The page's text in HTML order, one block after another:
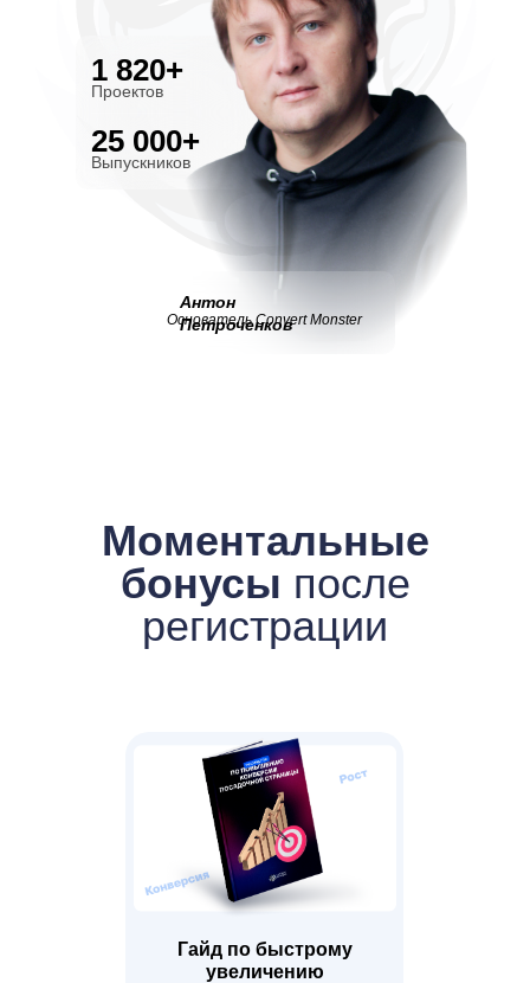
1 820+
Проектов
25 000+
Выпускников
Антон
Петроченков
Основатель Convert Monster
Моментальные
бонусы после
регистрации
Гайд по быстрому
увеличению